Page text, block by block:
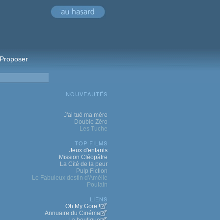
Proposer
NOUVEAUTÉS
J'ai tué ma mère
Double Zéro
Les Tuche
TOP FILMS
Jeux d'enfants
Mission Cléopâtre
La Cité de la peur
Pulp Fiction
Le Fabuleux destin d'Amélie
Poulain
LIENS
Oh My Gore !
Annuaire du Cinéma